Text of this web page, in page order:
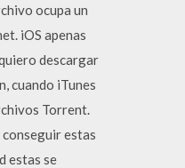
ocupa un
iOS apenas
descargar
cuando iTunes
Torrent.
conseguir estas
estas se